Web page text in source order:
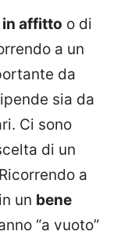
affitto o di
a un
da
sia da
Ci sono
di un
a
un bene
“a vuoto”